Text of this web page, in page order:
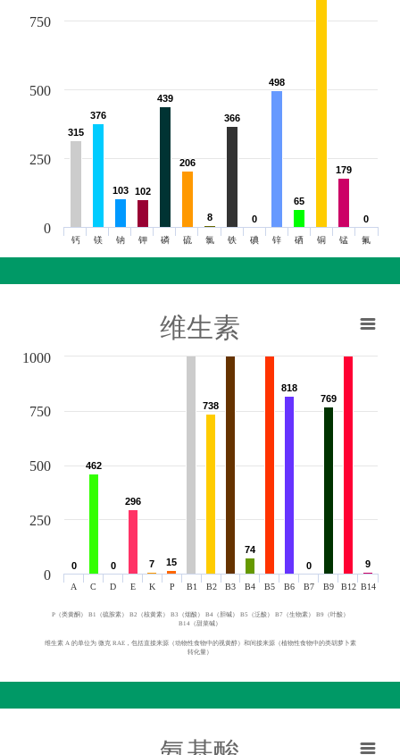
315
315
376
376
103
103 102
102
439
439
206
206
8
8
366
366
0
0
498
498
65
65
179
179
0
0
钙 镁 钠 钾 磷 硫 氯 铁 碘 锌 硒 铜 锰 氟
0
250
500
750
维生素
0
0
462
462
0
0
296
296
7
7 15
15
738
738
74
74
818
818
0
0
769
769
9
9
A C D E K P B1 B2 B3 B4 B5 B6 B7 B9 B12 B14
0
250
500
750
1000
P（类黄酮） B1（硫胺素） B2（核黄素） B3（烟酸） B4（胆碱） B5（泛酸） B7（生物素） B9（叶酸）
B14（甜菜碱）
维生素 A 的单位为 微克 RAE，包括直接来源（动物性食物中的视黄醇）和间接来源（植物性食物中的类胡萝卜素
转化量）